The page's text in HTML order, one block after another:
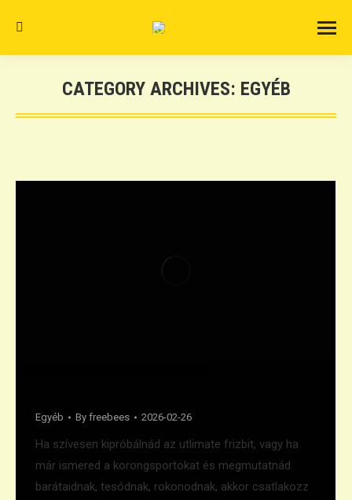
Search:
CATEGORY ARCHIVES: EGYÉB
Egyéb By freebees 2026-02-26
Ha szívesen kipróbálnád az utlimate frizbit, vagy ha
már ismered a korongsportokat és megmutatnád
barátaidnak, tesódnak, rokonodnak, akkor csatlakozz